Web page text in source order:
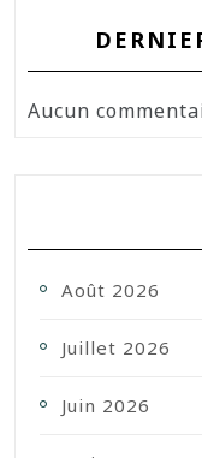
Aucun
Août 2026
Juillet 2026
Juin 2026